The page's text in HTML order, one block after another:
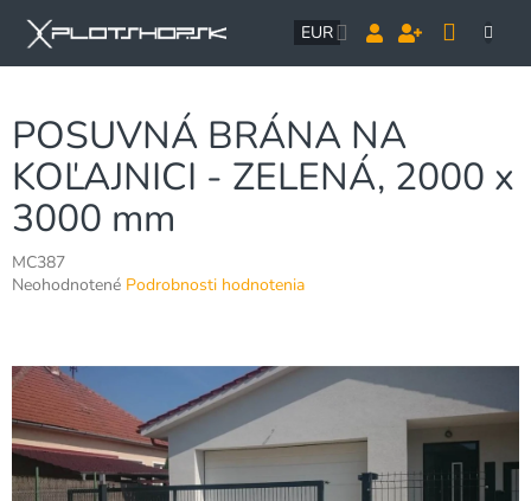
obsah
EUR
POSUVNÁ BRÁNA NA
KOĽAJNICI - ZELENÁ, 2000 x
3000 mm
MC387
Priemerné
0,0
z
5
hviezdičiek.
Neohodnotené Podrobnosti hodnotenia